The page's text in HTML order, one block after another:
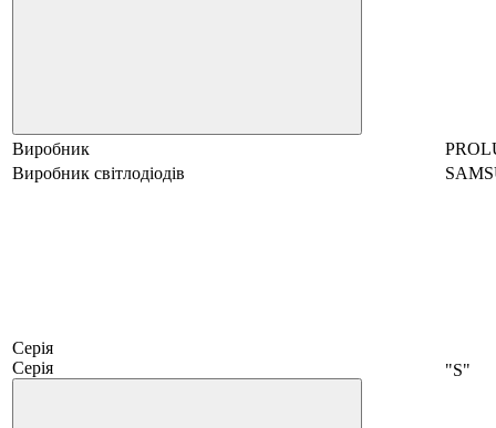
Виробник
Виробник світлодіодів
Серія
Серія
"S"